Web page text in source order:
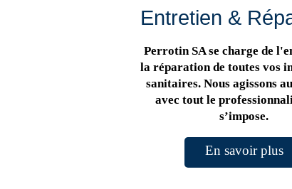
Entretien &
Perrotin SA se charge de
la réparation de toutes vos
sanitaires. Nous agissons
avec tout le
s’impose.
En savoir plus